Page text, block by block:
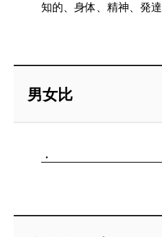
知的、身体、精神、発達
男女比
・